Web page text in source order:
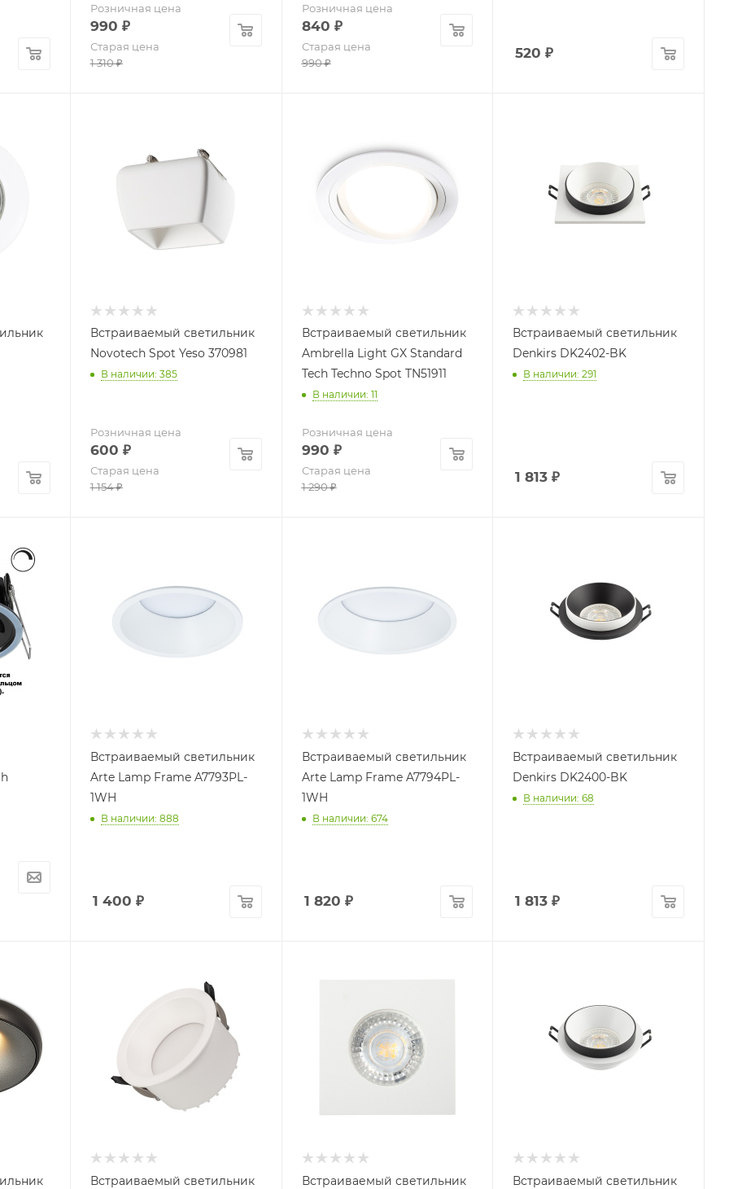
Розничная цена
990 ₽
Старая цена
1 310₽
Розничная цена
840 ₽
Старая цена
990₽
520 ₽
Встраиваемый светильник
Novotech Spot Yeso 370981
В наличии: 385
Розничная цена
600 ₽
Старая цена
1 154₽
Встраиваемый светильник
Ambrella Light GX Standard
Tech Techno Spot TN51911
В наличии: 11
Розничная цена
990 ₽
Старая цена
1 290₽
Встраиваемый светильник
Denkirs DK2402-BK
В наличии: 291
1 813 ₽
Встраиваемый светильник
Arte Lamp Frame A7793PL-
1WH
В наличии: 888
1 400 ₽
Встраиваемый светильник
Arte Lamp Frame A7794PL-
1WH
В наличии: 674
1 820 ₽
Встраиваемый светильник
Denkirs DK2400-BK
В наличии: 68
1 813 ₽
Встраиваемый светильник Встраиваемый светильник Встраиваемый светильник